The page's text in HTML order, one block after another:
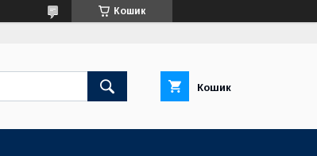
Кошик
Кошик